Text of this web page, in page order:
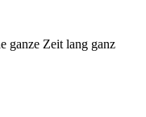
ganze Zeit lang ganz